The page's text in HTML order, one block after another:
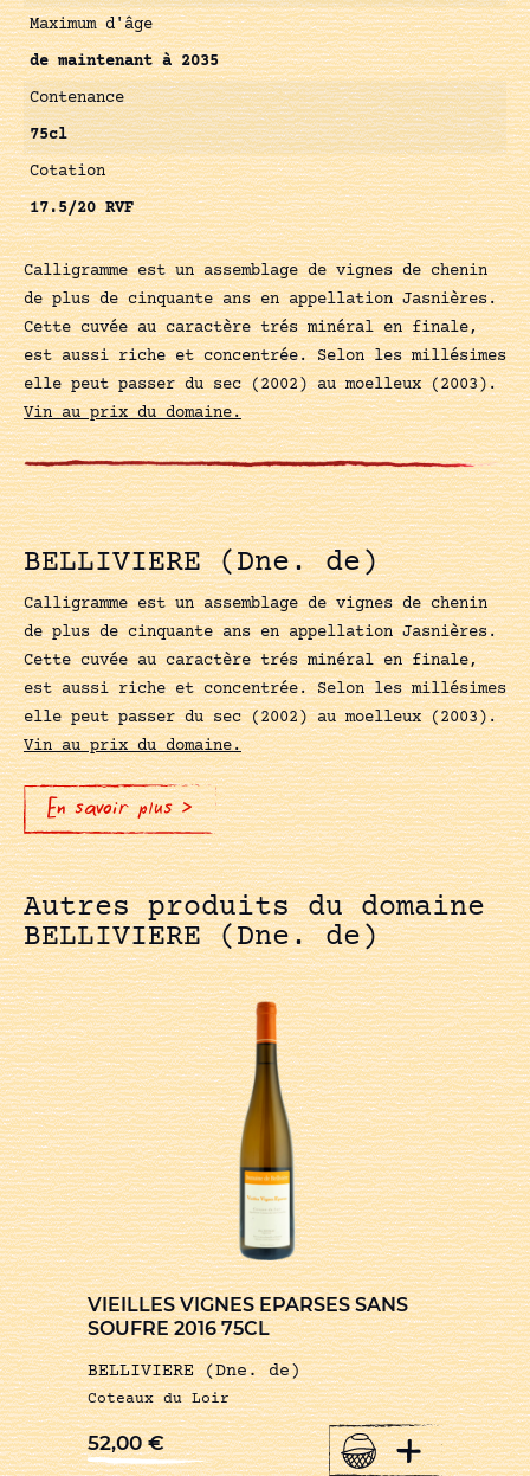
Maximum d'âge
de maintenant à 2035
Contenance
75cl
Cotation
17.5/20 RVF
Calligramme est un assemblage de vignes de chenin
de plus de cinquante ans en appellation Jasnières.
Cette cuvée au caractère trés minéral en finale,
est aussi riche et concentrée. Selon les millésimes
elle peut passer du sec (2002) au moelleux (2003).
Vin au prix du domaine.
BELLIVIERE (Dne. de)
Calligramme est un assemblage de vignes de chenin
de plus de cinquante ans en appellation Jasnières.
Cette cuvée au caractère trés minéral en finale,
est aussi riche et concentrée. Selon les millésimes
elle peut passer du sec (2002) au moelleux (2003).
Vin au prix du domaine.
En savoir plus >
Autres produits du domaine
BELLIVIERE (Dne. de)
VIEILLES VIGNES EPARSES SANS
SOUFRE 2016 75CL
BELLIVIERE (Dne. de)
Coteaux du Loir
52,00€ +